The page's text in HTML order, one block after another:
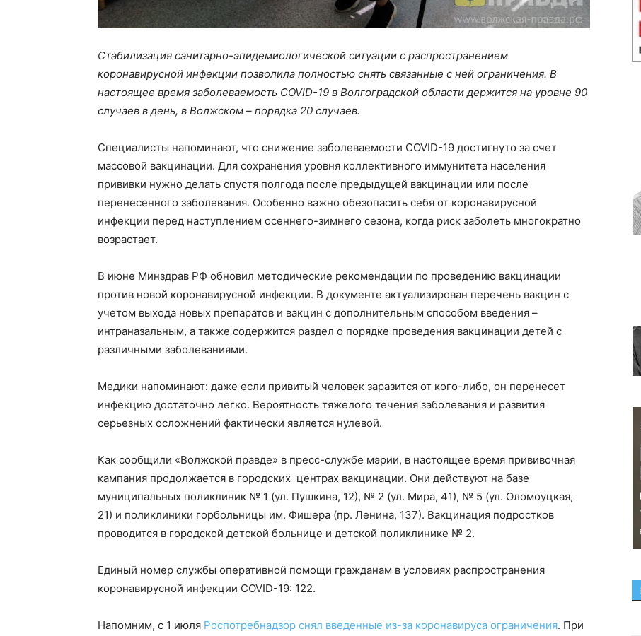
Стабилизация санитарно-эпидемиологической ситуации с распространением
коронавирусной инфекции позволила полностью снять связанные с ней ограничения. В
настоящее время заболеваемость COVID-19 в Волгоградской области держится на уровне 90
случаев в день, в Волжском – порядка 20 случаев.
Специалисты напоминают, что снижение заболеваемости COVID-19 достигнуто за счет
массовой вакцинации. Для сохранения уровня коллективного иммунитета населения
прививки нужно делать спустя полгода после предыдущей вакцинации или после
перенесенного заболевания. Особенно важно обезопасить себя от коронавирусной
инфекции перед наступлением осеннего-зимнего сезона, когда риск заболеть многократно
возрастает.
В июне Минздрав РФ обновил методические рекомендации по проведению вакцинации
против новой коронавирусной инфекции. В документе актуализирован перечень вакцин с
учетом выхода новых препаратов и вакцин с дополнительным способом введения –
интраназальным, а также содержится раздел о порядке проведения вакцинации детей с
различными заболеваниями.
Медики напоминают: даже если привитый человек заразится от кого-либо, он перенесет
инфекцию достаточно легко. Вероятность тяжелого течения заболевания и развития
серьезных осложнений фактически является нулевой.
Как сообщили «Волжской правде» в пресс-службе мэрии, в настоящее время прививочная
кампания продолжается в городских центрах вакцинации. Они действуют на базе
муниципальных поликлиник № 1 (ул. Пушкина, 12), № 2 (ул. Мира, 41), № 5 (ул. Оломоуцкая,
21) и поликлиники горбольницы им. Фишера (пр. Ленина, 137). Вакцинация подростков
проводится в городской детской больнице и детской поликлинике № 2.
Единый номер службы оперативной помощи гражданам в условиях распространения
коронавирусной инфекции COVID-19: 122.
Напомним, с 1 июля Роспотребнадзор снял введенные из-за коронавируса ограничения. При